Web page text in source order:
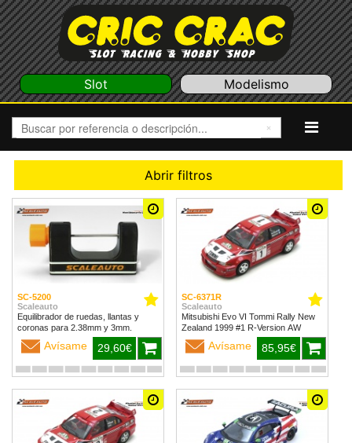
Slot Modelismo
Abrir filtros
SC-5200
Scaleauto
Equilibrador de ruedas, llantas y
coronas para 2.38mm y 3mm.
Avísame 29,60€
SC-6371R
Scaleauto
Mitsubishi Evo VI Tommi Rally New
Zealand 1999 #1 R-Version AW
Avísame 85,95€